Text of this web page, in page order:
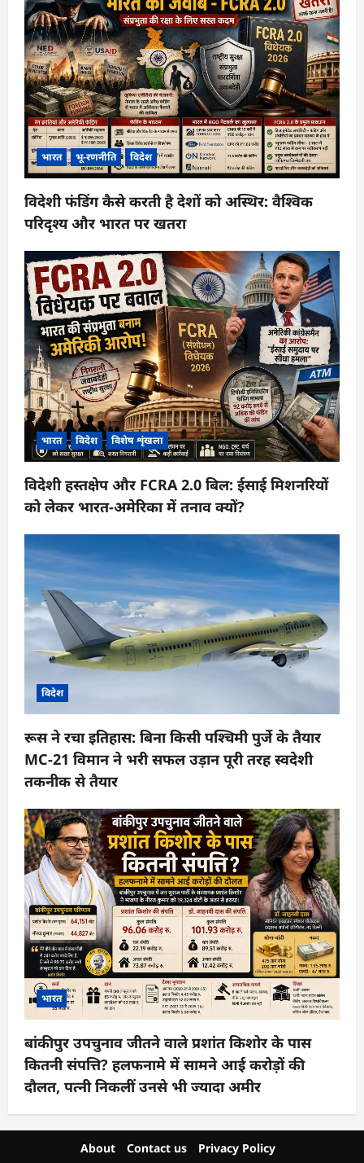
भारत भू-रणनीति विदेश
विदेशी फंडिंग कैसे करती है देशों को अस्थिर: वैश्विक
परिदृश्य और भारत पर खतरा
भारत विदेश विशेष शृंखला
विदेशी हस्तक्षेप और FCRA 2.0 बिल: ईसाई मिशनरियों
को लेकर भारत-अमेरिका में तनाव क्यों?
विदेश
रूस ने रचा इतिहास: बिना किसी पश्चिमी पुर्जे के तैयार
MC-21 विमान ने भरी सफल उड़ान पूरी तरह स्वदेशी
तकनीक से तैयार
भारत
बांकीपुर उपचुनाव जीतने वाले प्रशांत किशोर के पास
कितनी संपत्ति? हलफनामे में सामने आई करोड़ों की
दौलत, पत्नी निकलीं उनसे भी ज्यादा अमीर
About Contact us Privacy Policy